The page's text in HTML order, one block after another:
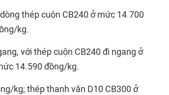
thép cuộn CB240 ở mức 14.700
kg.
với thép cuộn CB240 đi ngang ở
14.590 đồng/kg.
kg; thép thanh vằn D10 CB300 ở